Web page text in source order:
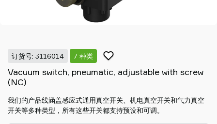
订货号: 3116014 7 种类
Vacuum switch, pneumatic, adjustable with screw
(NC)
我们的产品线涵盖感应式通用真空开关、机电真空开关和气力真空
开关等多种类型，所有这些开关都支持预设和可调。
Group
联
系
我
们